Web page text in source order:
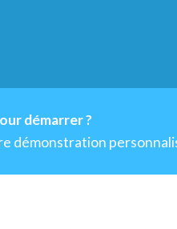
démarrer ?
démonstration